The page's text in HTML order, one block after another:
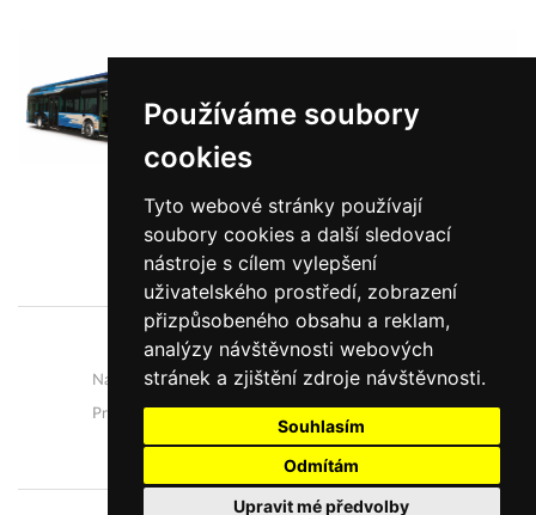
Používáme soubory
cookies
Tyto webové stránky používají
soubory cookies a další sledovací
nástroje s cílem vylepšení
uživatelského prostředí, zobrazení
přizpůsobeného obsahu a reklam,
analýzy návštěvnosti webových
stránek a zjištění zdroje návštěvnosti.
Souhlasím
Odmítám
Upravit mé předvolby
Zobrazit více informací
O nás Novinky
Naše autobusy Vývoj a výroba
Prodej a servis
Kontakty Ochrana osobních údajů